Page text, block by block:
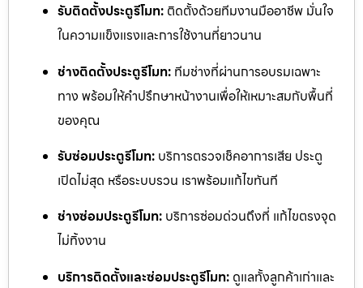
รับติดตั้งประตูรีโมท: ติดตั้งด้วยทีมงานมืออาชีพ มั่นใจ
ในความแข็งแรงและการใช้งานที่ยาวนาน
ช่างติดตั้งประตูรีโมท: ทีมช่างที่ผ่านการอบรมเฉพาะ
ทาง พร้อมให้คำปรึกษาหน้างานเพื่อให้เหมาะสมกับพื้นที่
ของคุณ
รับซ่อมประตูรีโมท: บริการตรวจเช็คอาการเสีย ประตู
เปิดไม่สุด หรือระบบรวน เราพร้อมแก้ไขทันที
ช่างซ่อมประตูรีโมท: บริการซ่อมด่วนถึงที่ แก้ไขตรงจุด
ไม่ทิ้งงาน
บริการติดตั้งและซ่อมประตูรีโมท: ดูแลทั้งลูกค้าเก่าและ